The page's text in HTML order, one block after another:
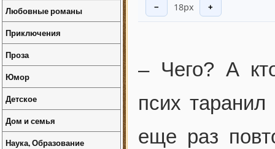
− 18px +
– Чего? А
псих
еще раз
Любовные романы
Приключения
Проза
Юмор
Детское
Дом и семья
Наука, Образование